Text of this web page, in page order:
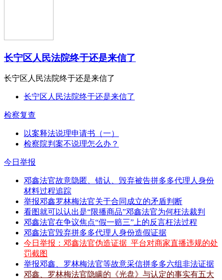
长宁区人民法院终于还是来信了
长宁区人民法院终于还是来信了
长宁区人民法院终于还是来信了
检察复查
以案释法说理申请书（一）
检察院判案不说理怎么办？
今日举报
邓鑫法官故意隐匿、错认、毁弃被告拼多多代理人身份
材料过程追踪
举报邓鑫罗林梅法官关于合同成立的矛盾判断
看图就可以认出是“限播商品”邓鑫法官为何枉法裁判
邓鑫法官在争议焦点“假一赔三”上的反言枉法过程
邓鑫法官毁弃拼多多代理人身份造假证据
今日举报：邓鑫法官伪造证据_平台对商家直播违规的处
罚截图
举报邓鑫、罗林梅法官等故意采信拼多多六组非法证据
邓鑫、罗林梅法官隐瞒的《光盘》与认定的事实有五大